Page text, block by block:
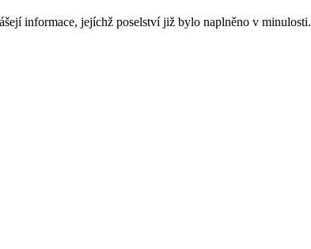
informace, jejíchž poselství již bylo naplněno v minulosti.